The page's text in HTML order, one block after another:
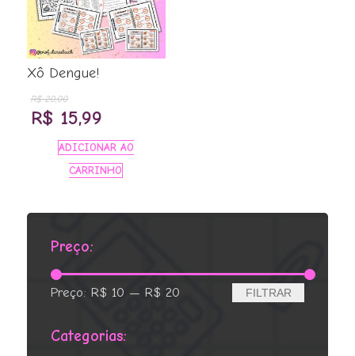
Preço:
Preço
Preço
FILTRAR
Preço: R$ 10 — R$ 20
Categorias:
Xô Dengue!
R$20,00
O
preço
original
R$ 15,99O
preço
atual
ADICIONAR AO
CARRINHO